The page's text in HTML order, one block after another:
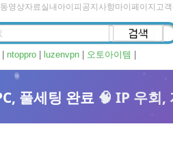
동영상자료실 내아이피 공지사항마이페이지 고
ntoppro| luzenvpn| 오토아이템